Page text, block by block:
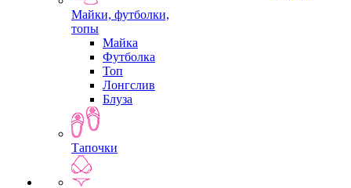
Майки, футболки,
топы
Майка
Футболка
Топ
Лонгслив
Блуза
Тапочки